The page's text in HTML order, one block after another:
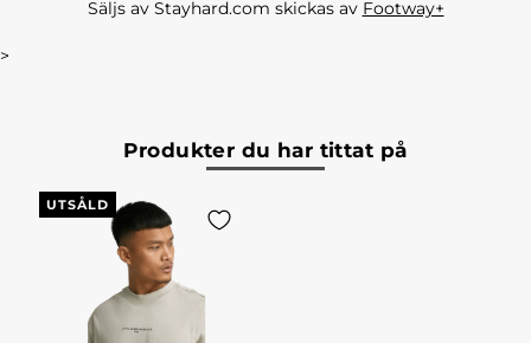
Säljs av Stayhard.com skickas av Footway+
>
Produkter du har tittat på
UTSÅLD